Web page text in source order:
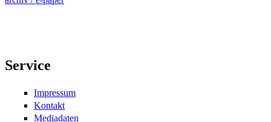
Service
Impressum
Kontakt
Mediadaten